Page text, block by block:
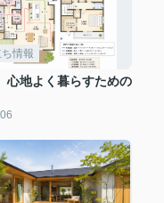
情報
心地よく暮らすための